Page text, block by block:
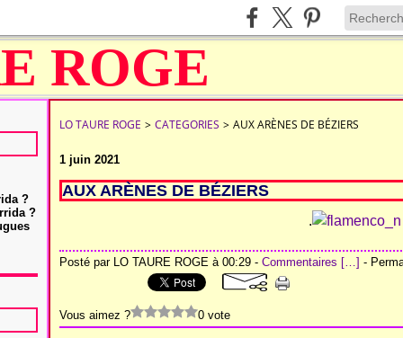
?
?
LO TAURE ROGE > CATEGORIES > AUX ARÈNES DE BÉZIERS
1 juin 2021
AUX ARÈNES DE BÉZIERS
.
Posté par LO TAURE ROGE à 00:29 - Commentaires […] -
Vous aimez ? 0 vote